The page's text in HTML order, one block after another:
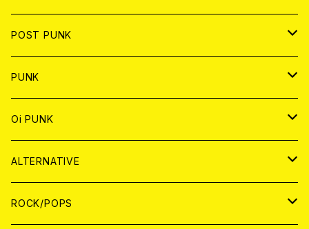
DIGITAL CONTENTS
ANALOG
JAPAN
CD
ANALOG
WORLD
CD
ANALOG
POST PUNK
CD
JAPAN
WORLD
ANALOG
JAPAN
WORLD
PUNK
JAPAN
CD
ANALOG
WORLD
CD
Oi PUNK
JAPAN
CD
WOLRD
ALTERNATIVE
JAPAN
ROCK/POPS